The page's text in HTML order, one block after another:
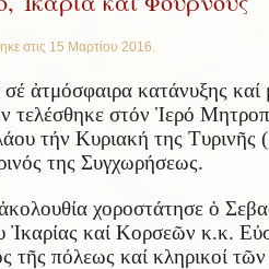
στις 15 Μαρτίου 2016
ἀτμόσφαιρα κατάνυξης
ν τελέσθηκε στόν Ἱερό
τήν Κυριακή της Τυρινῆς
της Συγχωρήσεως.
κολουθία χοροστάτησε ὁ
Ἰκαρίας καί Κορσεῶν κ.κ. Εὐ
τῆς πόλεως καί κληρικοί τῶν